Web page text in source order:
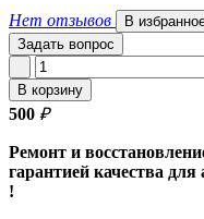
Нет отзывов
В
Задать вопрос
В корзину
500 ₽
Ремонт и
гарантией качества
!